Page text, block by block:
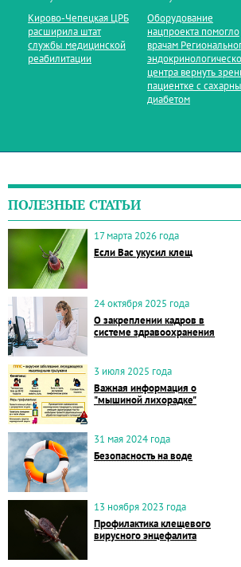
Кирово‑Чепецкая ЦРБ
расширила штат
службы медицинской
реабилитации
Оборудование
нацпроекта помогло
врачам
центра вернуть
пациентке с
диабетом
ПОЛЕЗНЫЕ СТАТЬИ
17 марта 2026 года
Если Вас укусил клещ
24 октября 2025 года
О закреплении кадров в
системе здравоохранения
3 июля 2025 года
Важная информация о
"мышиной лихорадке"
31 мая 2024 года
Безопасность на воде
13 ноября 2023 года
Профилактика клещевого
вирусного энцефалита